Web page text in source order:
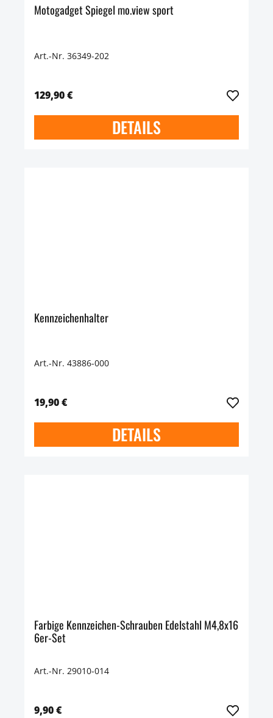
Motogadget Spiegel mo.view sport
Art.-Nr. 36349-202
129,90 €
DETAILS
Kennzeichenhalter
Art.-Nr. 43886-000
19,90 €
DETAILS
Farbige Kennzeichen-Schrauben Edelstahl M4,8x16
6er-Set
Art.-Nr. 29010-014
9,90 €